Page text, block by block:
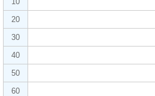
20
30
40
50
60